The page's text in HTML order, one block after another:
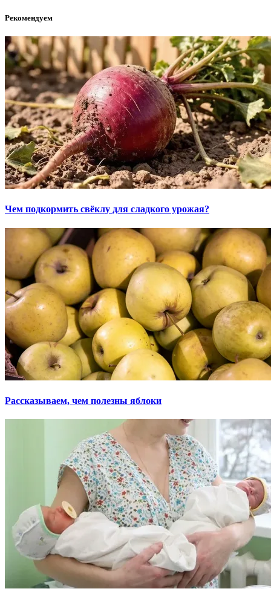
Рекомендуем
Чем подкормить свёклу для сладкого урожая?
Рассказываем, чем полезны яблоки